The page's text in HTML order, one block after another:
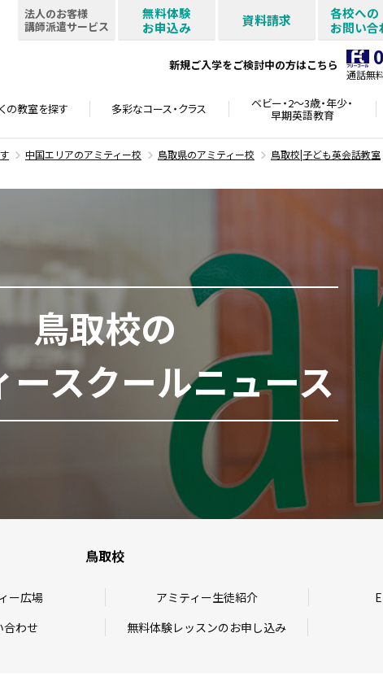
法人のお客様
講師派遣サービス
無料体験
お申込み
資料請求
各校への
お問い合
新規ご入学をご検討中の方はこちら
通話無
の教室を探す 多彩なコース・クラス ベビー・2～3歳・年少・
早期英語教育
中国エリアのアミティー校 鳥取県のアミティー校
鳥取校|子ども英会話教室
鳥取校の
ースクールニュース
鳥取校
ー広場 アミティー生徒紹介
合わせ
無料体験レッスンのお申し込み